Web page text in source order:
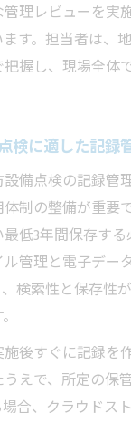
理レビューを実
す。担当者は、
握し、現場全体
検に適した記録
備点検の記録管
制の整備が重要
低3年間保存す
管理と電子デー
検索性と保存性
後すぐに記録を
えで、所定の保
合、クラウドス